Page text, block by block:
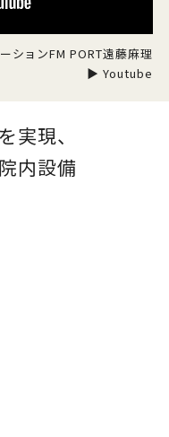
ションFM PORT遠藤麻理
▶ Youtube
実現、
内設備